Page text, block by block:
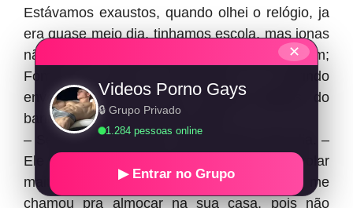
Estávamos exaustos, quando olhei o relógio, ja
era quase meio dia, tinhamos escola, mas jonas
não podia ir embora todo ensopado assim;
Fomos ao banheiro sorrindo
envergonhadamente nos banhar, depois do
banho cheguei perto dele e falei:
– Se nimguem souber, vou te comer todo dia. –
Ele sorriu, o que prova que sem dúvida vai rolar
maita coisa ainda. Depois disso, Jonas me
chamou pra almoçar na sua casa, pois não
✕
Videos Porno Gays
🔒 Grupo Privado
1.284 pessoas online
▶ Entrar no Grupo